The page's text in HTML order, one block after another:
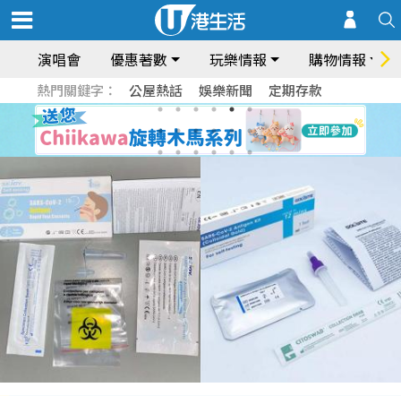
演唱會 優惠著數 玩樂情報 購物情報
熱門關鍵字： 公屋熱話 娛樂新聞 定期存款